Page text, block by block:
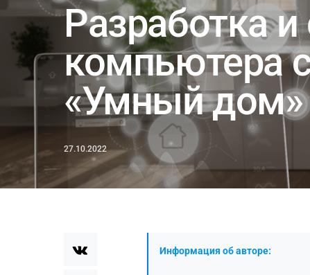
Разработка
компьютера
«Умный дом»
27.10.2022
Информация об авторе: